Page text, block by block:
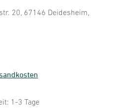
20, 67146 Deidesheim,
1-3 Tage